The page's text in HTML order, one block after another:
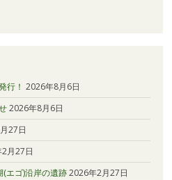
行！ 2026年8月6日
2026年8月6日
27日
月27日
(エゴ)沿岸の遺跡2026年2月27日